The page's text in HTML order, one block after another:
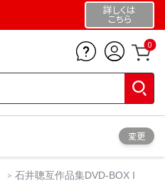
詳しくは
こちら
0
変更
石井聰亙作品集DVD-BOX I